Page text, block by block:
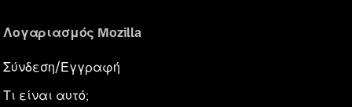
Λογαριασμός Mozilla
Σύνδεση/Εγγραφή
Τι είναι αυτό;